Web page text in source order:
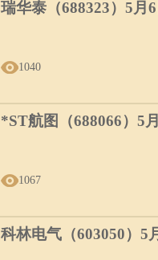
瑞华泰（688323）5月
1040
*ST航图（688066）5
1067
科林电气（603050）5